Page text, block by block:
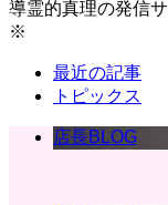
導霊的真理の発信
※
最近の記事
トピックス
店長BLOG